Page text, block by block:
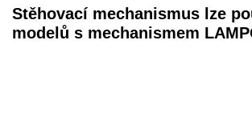
Stěhovací mechanismus lze
modelů s mechanismem